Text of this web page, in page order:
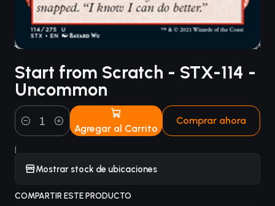
Start from Scratch - STX-114 -
Uncommon
Cantidad Agregar al Carrito
Comprar ahora
|
Mostrar stock de ubicaciones
COMPARTIR ESTE PRODUCTO